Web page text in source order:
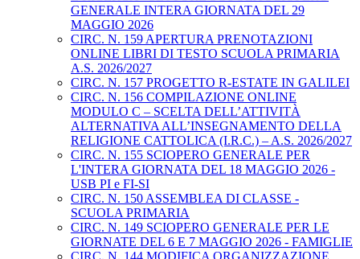
GENERALE INTERA GIORNATA DEL 29
MAGGIO 2026
CIRC. N. 159 APERTURA PRENOTAZIONI
ONLINE LIBRI DI TESTO SCUOLA PRIMARIA
A.S. 2026/2027
CIRC. N. 157 PROGETTO R-ESTATE IN GALILEI
CIRC. N. 156 COMPILAZIONE ONLINE
MODULO C – SCELTA DELL’ATTIVITÀ
ALTERNATIVA ALL’INSEGNAMENTO DELLA
RELIGIONE CATTOLICA (I.R.C.) – A.S. 2026/2027
CIRC. N. 155 SCIOPERO GENERALE PER
L'INTERA GIORNATA DEL 18 MAGGIO 2026 -
USB PI e FI-SI
CIRC. N. 150 ASSEMBLEA DI CLASSE -
SCUOLA PRIMARIA
CIRC. N. 149 SCIOPERO GENERALE PER LE
GIORNATE DEL 6 E 7 MAGGIO 2026 - FAMIGLIE